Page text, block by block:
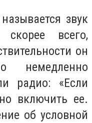
звук
всего,
он
немедленно
радио: «Если
включить ее.
об условной